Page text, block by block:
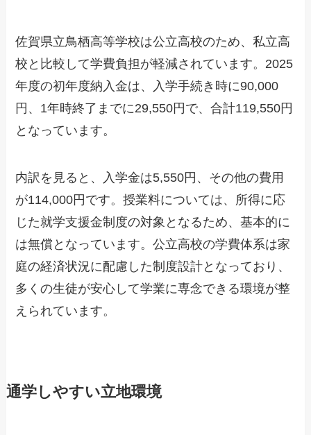
佐賀県立鳥栖高等学校は公立高校のため、私立高
校と比較して学費負担が軽減されています。2025
年度の初年度納入金は、入学手続き時に90,000
円、1年時終了までに29,550円で、合計119,550円
となっています。
内訳を見ると、入学金は5,550円、その他の費用
が114,000円です。授業料については、所得に応
じた就学支援金制度の対象となるため、基本的に
は無償となっています。公立高校の学費体系は家
庭の経済状況に配慮した制度設計となっており、
多くの生徒が安心して学業に専念できる環境が整
えられています。
通学しやすい立地環境